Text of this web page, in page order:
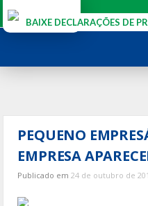
para
BAIXE DECLARAÇÕES DE
PEQUENO
EMPRESA
Publicado em24 de outubro de